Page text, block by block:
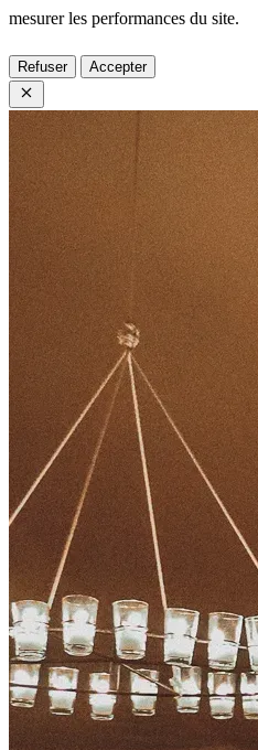
mesurer les performances du site.
Refuser Accepter